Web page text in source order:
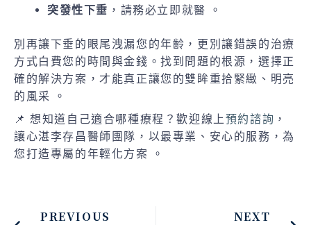
突發性下垂 ，請務必立即就醫 。
別再讓下垂的眼尾洩漏您的年齡，更別讓錯誤的治療
方式白費您的時間與金錢。找到問題的根源，選擇正
確的解決方案，才能真正讓您的雙眸重拾緊緻、明亮
的風采 。
📌 想知道自己適合哪種療程？歡迎線上 預約諮詢 ，
讓心湛李存昌醫師團隊，以最專業、安心的服務，為
您打造專屬的年輕化方案 。
PREVIOUS NEXT